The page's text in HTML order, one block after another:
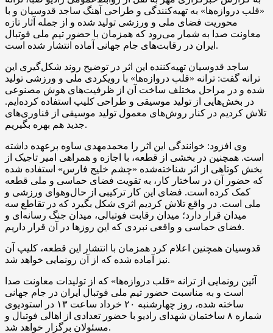
«قلب دروازه‌ها» به تهیه‌کنندگی و طراحی آهنگ ساجد قدوسیان و با
محوریت فضای ملی و ورزشی تولید شده و از جمله آثار تازه
معاونت صدا به شمار می‌رود که همزمان با حضور تیم ملی فوتبال
ایران در رقابت‌های جام جهانی آماده انتشار شده است.
ساجد قدوسیان تهیه‌کننده این اثر در توضیح روند شکل‌گیری این
ترانه گفت: ترانه «قلب دروازه‌ها» با رویکردی ملی و ورزشی تولید
شده و در مراحل مختلف ساخت آن از ظرفیت‌های هوش مصنوعی
در بخش‌هایی از تولید موسیقی و طراحی کلیپ استفاده کرده‌ایم.
تلاش کردیم در کنار روش‌های معمول تولید موسیقی از فناوری‌های
جدید هم بهره بگیریم.
وی افزود: خوانندگی این اثر را محمدمهدی ساوه برعهده داشته
است. همچنین در بخشی از قطعه، با اجازه و همراهی امیر تاجیک از
بخش کوتاهی از اثر شناخته‌شده «چشم خلیج فارس» استفاده شده
که حضور آن در ساختار کار، به تقویت فضای حماسی و ملی قطعه
کمک کرده است. فضای این کار ترکیبی از حال‌وهوای ورزشی و
ملی است. در واقع تلاش کردیم اثری شکل بگیرد که در تقاطع سه
میدان قرار دارد؛ میدان رقابت فوتبالی، میدان جنگ رسانه‌ای و
فضای حماسی و واقعی نبردی که این روزها در آن قرار داریم.
قدوسیان همچنین اعلام کرد همزمان با انتشار این قطعه، کلیپ آن
نیز آماده شده که از آن رونمایی خواهد شد.
آئین رونمایی از ترانه «قلب دروازه‌ها» که از تولیدات معاونت صدا
است و به مناسبت حضور تیم ملی فوتبال ایران در جام جهانی
ساخته شده، روز چهارشنبه ۲۰ خرداد ساعت ۱۳ در استودیوی
شماره ۸ ساختمان شهدای رادیو با حضور تعدادی از اهالی فوتبال و
مسئولان برگزار خواهد شد.